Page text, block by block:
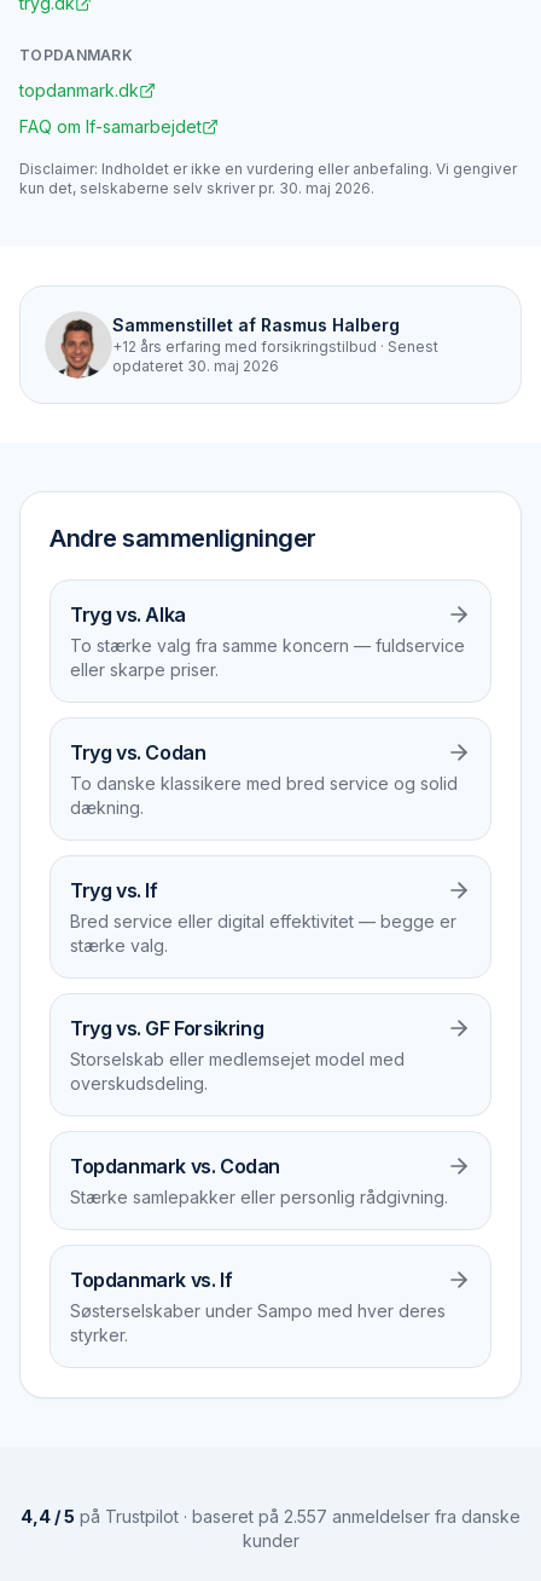
TOPDANMARK
topdanmark.dk
FAQ om If-samarbejdet
Disclaimer: Indholdet er ikke en vurdering eller anbefaling. Vi gengiver
kun det, selskaberne selv skriver pr. 30. maj 2026.
Sammenstillet af Rasmus Halberg
+12 års erfaring med forsikringstilbud · Senest
opdateret 30. maj 2026
Andre sammenligninger
Tryg vs. Alka
To stærke valg fra samme koncern — fuldservice
eller skarpe priser.
Tryg vs. Codan
To danske klassikere med bred service og solid
dækning.
Tryg vs. If
Bred service eller digital effektivitet — begge er
stærke valg.
Tryg vs. GF Forsikring
Storselskab eller medlemsejet model med
overskudsdeling.
Topdanmark vs. Codan
Stærke samlepakker eller personlig rådgivning.
Topdanmark vs. If
Søsterselskaber under Sampo med hver deres
styrker.
4,4 / 5 på Trustpilot · baseret på 2.557 anmeldelser fra danske
kunder